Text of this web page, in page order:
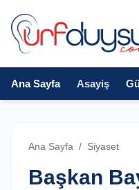
Ana Sayfa Asayiş
Ana Sayfa / Siyaset
Başkan